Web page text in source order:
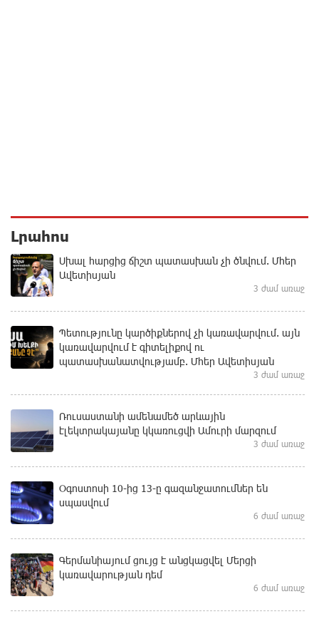
Լրահոս
Սխալ հարցից ճիշտ պատասխան չի ծնվում. Մհեր
Ավետիսյան
3 ժամ առաջ
Պետությունը կարծիքներով չի կառավարվում. այն
կառավարվում է գիտելիքով ու
պատասխանատվությամբ. Մհեր Ավետիսյան
3 ժամ առաջ
Ռուսաստանի ամենամեծ արևային
էլեկտրակայանը կկառուցվի Ամուրի մարզում
3 ժամ առաջ
Օգոստոսի 10-ից 13-ը գազանջատումներ են
սպասվում
6 ժամ առաջ
Գերմանիայում ցույց է անցկացվել Մերցի
կառավարության դեմ
6 ժամ առաջ